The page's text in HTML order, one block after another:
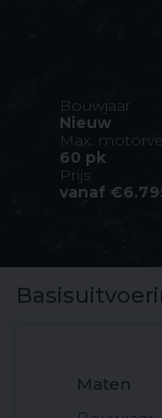
Bouwjaar
Nieuw
Max.
60 pk
Prijs
vanaf
Maten